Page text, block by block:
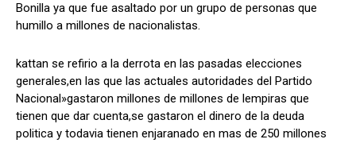
Síganos
Síganos
Bonilla ya que fue asaltado por un grupo de personas que
humillo a millones de nacionalistas.
kattan se refirio a la derrota en las pasadas elecciones
generales,en las que las actuales autoridades del Partido
Nacional»gastaron millones de millones de lempiras que
tienen que dar cuenta,se gastaron el dinero de la deuda
politica y todavia tienen enjaranado en mas de 250 millones